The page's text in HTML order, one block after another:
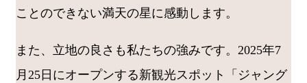
ことのできない満天の星に感動します。
また、立地の良さも私たちの強みです。2025年7
月25日にオープンする新観光スポット「ジャング